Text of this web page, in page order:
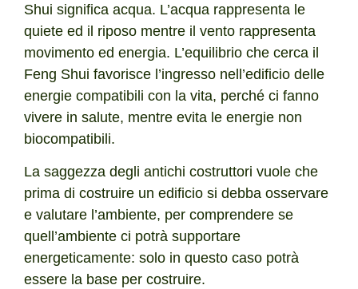
Shui significa acqua. L’acqua rappresenta le
quiete ed il riposo mentre il vento rappresenta
movimento ed energia. L’equilibrio che cerca il
Feng Shui favorisce l’ingresso nell’edificio delle
energie compatibili con la vita, perché ci fanno
vivere in salute, mentre evita le energie non
biocompatibili.
La saggezza degli antichi costruttori vuole che
prima di costruire un edificio si debba osservare
e valutare l’ambiente, per comprendere se
quell’ambiente ci potrà supportare
energeticamente: solo in questo caso potrà
essere la base per costruire.